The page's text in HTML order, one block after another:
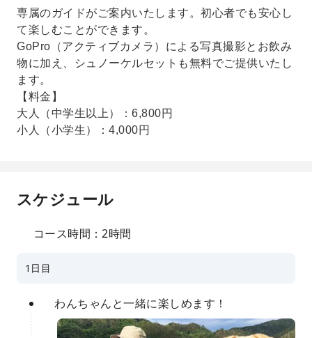
専属のガイドがご案内いたします。初心者でも安心し
て楽しむことができます。
GoPro（アクティブカメラ）による写真撮影とお飲み
物に加え、シュノーケルセットも無料でご提供いたし
ます。
【料金】
大人（中学生以上）：6,800円
小人（小学生）：4,000円
スケジュール
コース時間：2時間
1日目
わんちゃんと一緒に楽しめます！